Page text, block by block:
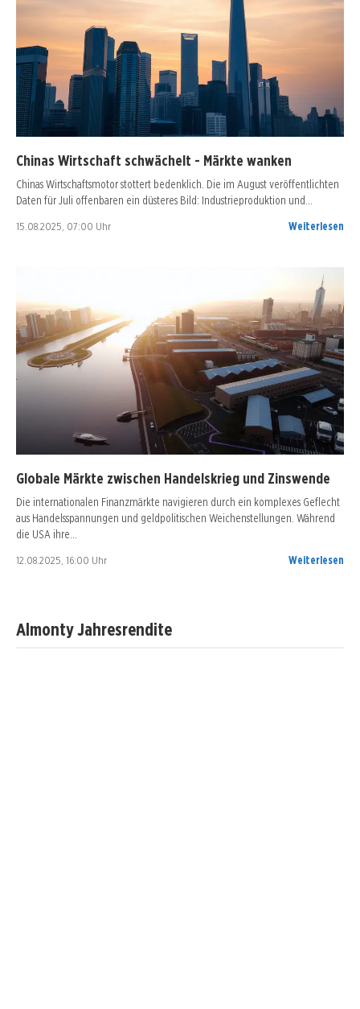
Chinas Wirtschaft schwächelt - Märkte wanken
Chinas Wirtschaftsmotor stottert bedenklich. Die im August veröffentlichten
Daten für Juli offenbaren ein düsteres Bild: Industrieproduktion und…
15.08.2025, 07:00 Uhr Weiterlesen
Globale Märkte zwischen Handelskrieg und Zinswende
Die internationalen Finanzmärkte navigieren durch ein komplexes Geflecht
aus Handelsspannungen und geldpolitischen Weichenstellungen. Während
die USA ihre…
12.08.2025, 16:00 Uhr Weiterlesen
Almonty Jahresrendite